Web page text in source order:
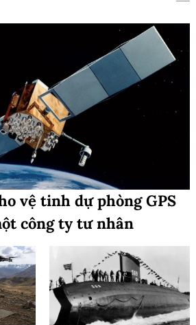
vệ tinh dự phòng GPS
công ty tư nhân